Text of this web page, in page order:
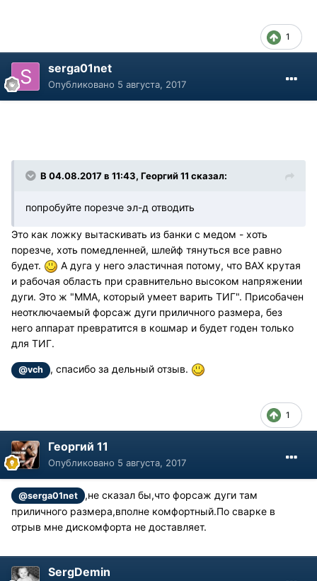
1
serga01net
Опубликовано 5 августа, 2017
В 04.08.2017 в 11:43, Георгий 11 сказал:
попробуйте порезче эл-д отводить
Это как ложку вытаскивать из банки с медом - хоть
порезче, хоть помедленней, шлейф тянуться все равно
будет.
А дуга у него эластичная потому, что ВАХ крутая
и рабочая область при сравнительно высоком напряжении
дуги. Это ж "ММА, который умеет варить ТИГ". Присобачен
неотключаемый форсаж дуги приличного размера, без
него аппарат превратится в кошмар и будет годен только
для ТИГ.
@vch , спасибо за дельный отзыв.
1
Георгий 11
Опубликовано 5 августа, 2017
@serga01net
,не сказал бы,что форсаж дуги там
приличного размера,вполне комфортный.По сварке в
отрыв мне дискомфорта не доставляет.
SergDemin